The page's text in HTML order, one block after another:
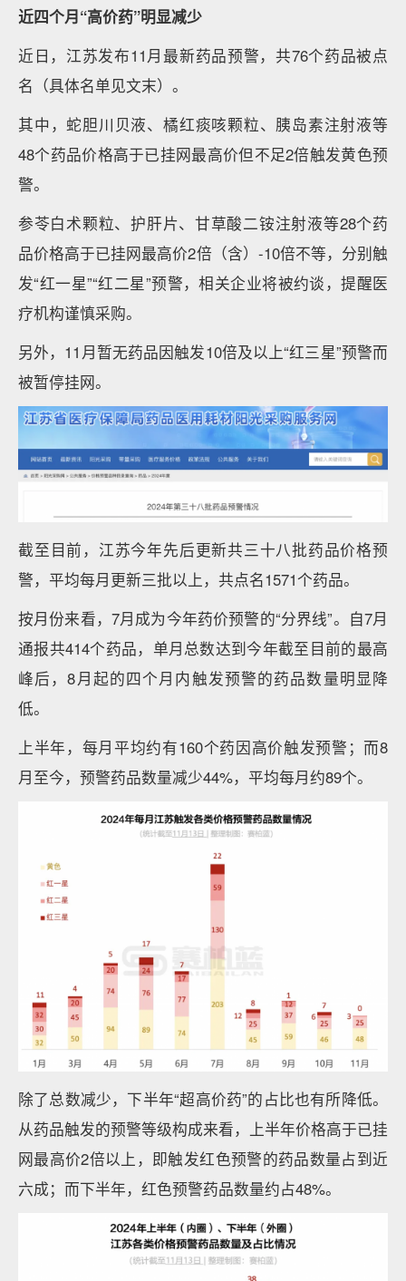
近四个月“高价药”明显减少
近日，江苏发布11月最新药品预警，共76个药品被点
名（具体名单见文末）。
其中，蛇胆川贝液、橘红痰咳颗粒、胰岛素注射液等
48个药品价格高于已挂网最高价但不足2倍触发黄色预
警。
参苓白术颗粒、护肝片、甘草酸二铵注射液等28个药
品价格高于已挂网最高价2倍（含）-10倍不等，分别触
发“红一星”“红二星”预警，相关企业将被约谈，提醒医
疗机构谨慎采购。
另外，11月暂无药品因触发10倍及以上“红三星”预警而
被暂停挂网。
截至目前，江苏今年先后更新共三十八批药品价格预
警，平均每月更新三批以上，共点名1571个药品。
按月份来看，7月成为今年药价预警的“分界线”。自7月
通报共414个药品，单月总数达到今年截至目前的最高
峰后，8月起的四个月内触发预警的药品数量明显降
低。
上半年，每月平均约有160个药因高价触发预警；而8
月至今，预警药品数量减少44%，平均每月约89个。
除了总数减少，下半年“超高价药”的占比也有所降低。
从药品触发的预警等级构成来看，上半年价格高于已挂
网最高价2倍以上，即触发红色预警的药品数量占到近
六成；而下半年，红色预警药品数量约占48%。